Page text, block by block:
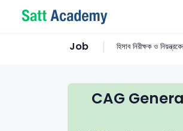
Job হিসাব নিরীক্ষক ও
CAG